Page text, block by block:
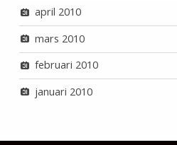
april 2010
mars 2010
februari 2010
januari 2010